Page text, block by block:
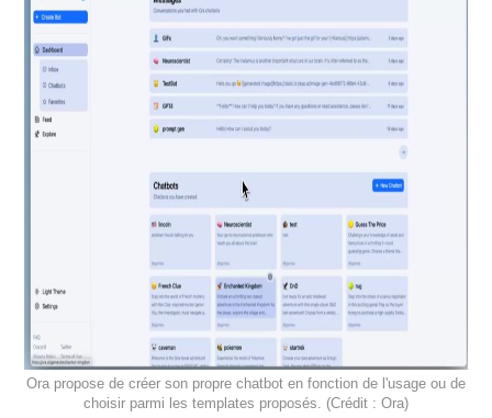
Ora propose de créer son propre chatbot en fonction de l'usage ou de
choisir parmi les templates proposés. (Crédit : Ora)